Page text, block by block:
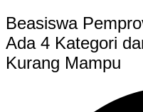
Beasiswa
Ada 4 Kategori
Kurang Mampu